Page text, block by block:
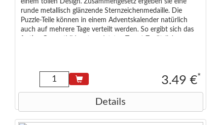
runde metallisch glänzende Sternzeichenmedaille. Die
Puzzle-Teile können in einem Adventskalender natürlich
auch auf mehrere Tage verteilt werden. So ergibt sich das
2,0 cm Maße des Puzzles: 9 cm Durchmesser (rund)3.49 €*
Details